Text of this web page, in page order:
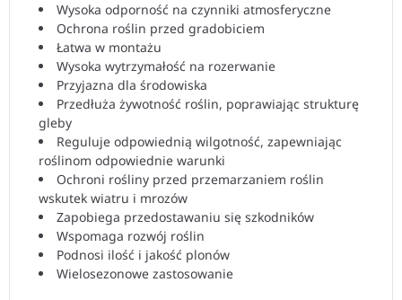
Wysoka odporność na czynniki atmosferyczne
Ochrona roślin przed gradobiciem
Łatwa w montażu
Wysoka wytrzymałość na rozerwanie
Przyjazna dla środowiska
Przedłuża żywotność roślin, poprawiając strukturę
gleby
Reguluje odpowiednią wilgotność, zapewniając
roślinom odpowiednie warunki
Ochroni rośliny przed przemarzaniem roślin
wskutek wiatru i mrozów
Zapobiega przedostawaniu się szkodników
Wspomaga rozwój roślin
Podnosi ilość i jakość plonów
Wielosezonowe zastosowanie